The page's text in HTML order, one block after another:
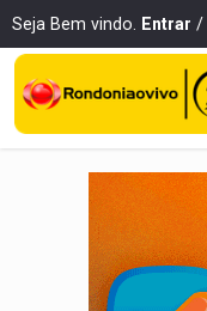
Seja Bem vindo. Entrar /